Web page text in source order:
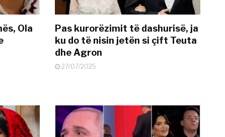
Ola
Pas kurorëzimit të dashurisë, ja
ku do të nisin jetën si çift Teuta
dhe Agron
27/07/2025